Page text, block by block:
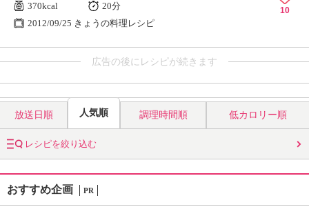
370kcal
20分
2012/09/25 きょうの料理レシピ
10
広告の後にレシピが続きます
放送日順 人気順 調理時間順 低カロリー順
レシピを絞り込む
おすすめ企画 PR